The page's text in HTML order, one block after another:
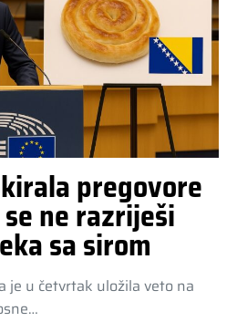
pregovore
ne razriješi
sa sirom
je u četvrtak uložila veto na